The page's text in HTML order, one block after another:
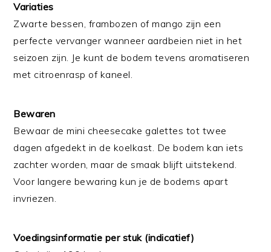
Variaties
Zwarte bessen, frambozen of mango zijn een
perfecte vervanger wanneer aardbeien niet in het
seizoen zijn. Je kunt de bodem tevens aromatiseren
met citroenrasp of kaneel.
Bewaren
Bewaar de mini cheesecake galettes tot twee
dagen afgedekt in de koelkast. De bodem kan iets
zachter worden, maar de smaak blijft uitstekend.
Voor langere bewaring kun je de bodems apart
invriezen.
Voedingsinformatie per stuk (indicatief)